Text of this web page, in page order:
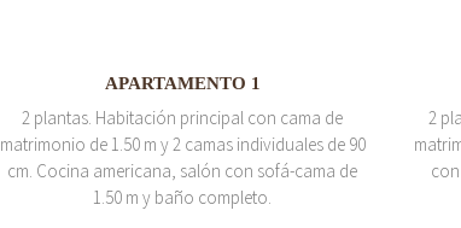
APARTAMENTO 1
2 plantas. Habitación principal con cama de
matrimonio de 1.50 m y 2 camas individuales de 90
cm. Cocina americana, salón con sofá-cama de
1.50 m y baño completo.
2